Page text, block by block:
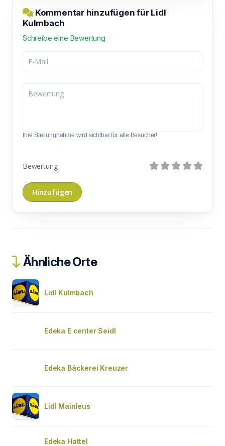
Kommentar hinzufügen für Lidl
Kulmbach
Schreibe eine Bewertung
Ihre Stellungnahme wird sichtbar für alle Besucher!
Bewertung
Ähnliche Orte
Lidl Kulmbach
Edeka E center Seidl
Edeka Bäckerei Kreuzer
Lidl Mainleus
Edeka Hattel